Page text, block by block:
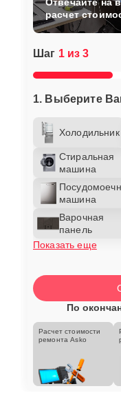
Шаг 1 из 3
1. Выберите
Холодильник
Стиральная
машина
машина
Варочная
панель
Показать еще
расчет
По
Расчет стоимости
ремонта Asko